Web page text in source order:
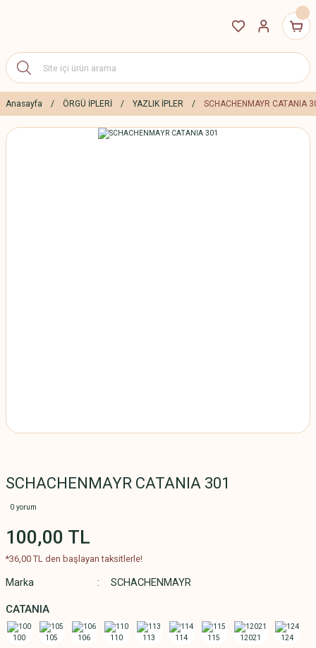
Anasayfa ÖRGÜ İPLERİ YAZLIK İPLER SCHACHENMAYR CATANIA
SCHACHENMAYR CATANIA 301
0 yorum
100,00 TL
*36,00 TL den başlayan taksitlerle!
Marka SCHACHENMAYR
CATANIA